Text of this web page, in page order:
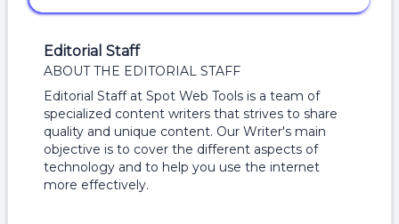
Editorial Staff
ABOUT THE EDITORIAL STAFF
Editorial Staff at Spot Web Tools is a team of
specialized content writers that strives to share
quality and unique content. Our Writer's main
objective is to cover the different aspects of
technology and to help you use the internet
more effectively.